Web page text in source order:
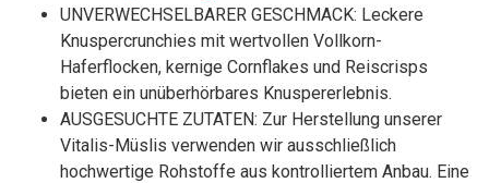
UNVERWECHSELBARER GESCHMACK: Leckere
Knuspercrunchies mit wertvollen Vollkorn-
Haferflocken, kernige Cornflakes und Reiscrisps
bieten ein unüberhörbares Knuspererlebnis.
AUSGESUCHTE ZUTATEN: Zur Herstellung unserer
Vitalis-Müslis verwenden wir ausschließlich
hochwertige Rohstoffe aus kontrolliertem Anbau. Eine